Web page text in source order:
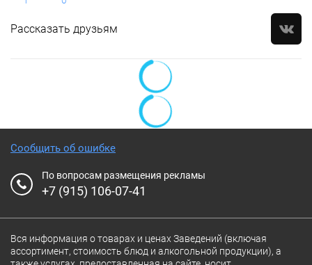
Рассказать друзьям
Сообщить об ошибке
По вопросам размещения рекламы
+7 (915) 106-07-41
Вся информация о товарах и ценах Заведений (включая
ассортимент, стоимость блюд и алкогольной продукции), а